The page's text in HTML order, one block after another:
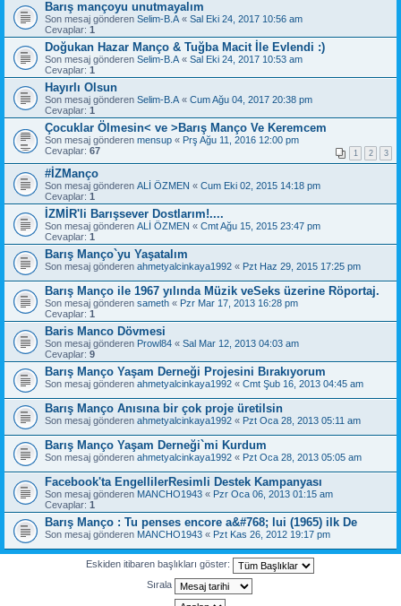
Barış mançoyu unutmayalım
Son mesaj gönderen Selim-B.A « Sal Eki 24, 2017 10:56 am
Cevaplar: 1
Doğukan Hazar Manço & Tuğba Macit İle Evlendi :)
Son mesaj gönderen Selim-B.A « Sal Eki 24, 2017 10:53 am
Cevaplar: 1
Hayırlı Olsun
Son mesaj gönderen Selim-B.A « Cum Ağu 04, 2017 20:38 pm
Cevaplar: 1
Çocuklar Ölmesin< ve >Barış Manço Ve Keremcem
Son mesaj gönderen mensup « Prş Ağu 11, 2016 12:00 pm
Cevaplar: 67 1 2 3
#İZManço
Son mesaj gönderen ALİ ÖZMEN « Cum Eki 02, 2015 14:18 pm
Cevaplar: 1
İZMİR'li Barışsever Dostlarım!....
Son mesaj gönderen ALİ ÖZMEN « Cmt Ağu 15, 2015 23:47 pm
Cevaplar: 1
Barış Manço`yu Yaşatalım
Son mesaj gönderen ahmetyalcinkaya1992 « Pzt Haz 29, 2015 17:25 pm
Barış Manço ile 1967 yılında Müzik veSeks üzerine Röportaj.
Son mesaj gönderen sameth « Pzr Mar 17, 2013 16:28 pm
Cevaplar: 1
Baris Manco Dövmesi
Son mesaj gönderen Prowl84 « Sal Mar 12, 2013 04:03 am
Cevaplar: 9
Barış Manço Yaşam Derneği Projesini Bırakıyorum
Son mesaj gönderen ahmetyalcinkaya1992 « Cmt Şub 16, 2013 04:45 am
Barış Manço Anısına bir çok proje üretilsin
Son mesaj gönderen ahmetyalcinkaya1992 « Pzt Oca 28, 2013 05:11 am
Barış Manço Yaşam Derneği`mi Kurdum
Son mesaj gönderen ahmetyalcinkaya1992 « Pzt Oca 28, 2013 05:05 am
Facebook'ta EngellilerResimli Destek Kampanyası
Son mesaj gönderen MANCHO1943 « Pzr Oca 06, 2013 01:15 am
Cevaplar: 1
Barış Manço : Tu penses encore a&#768; lui (1965) ilk De
Son mesaj gönderen MANCHO1943 « Pzt Kas 26, 2012 19:17 pm
Eskiden itibaren başlıkları göster:
Sırala